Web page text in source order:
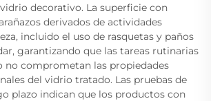
decorativo. La superficie con
derivados de actividades
incluido el uso de rasquetas y paños
garantizando que las tareas rutinarias
comprometan las propiedades
del vidrio tratado. Las pruebas de
plazo indican que los productos con